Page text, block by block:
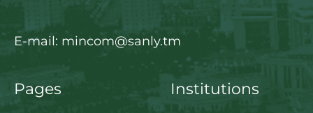
E-mail: mincom@sanly.tm
Pages Institutions